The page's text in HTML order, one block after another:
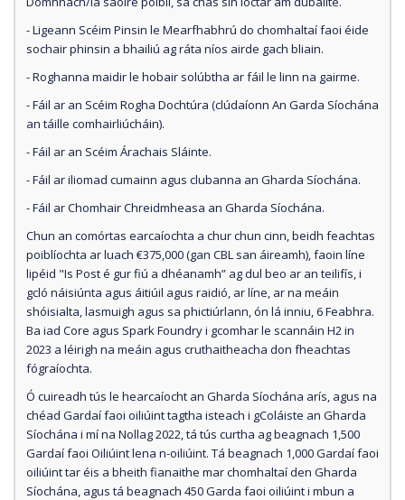
- Ligeann Scéim Pinsin le Mearfhabhrú do chomhaltaí faoi éide
sochair phinsin a bhailiú ag ráta níos airde gach bliain.
- Roghanna maidir le hobair solúbtha ar fáil le linn na gairme.
- Fáil ar an Scéim Rogha Dochtúra (clúdaíonn An Garda Síochána
an táille comhairliúcháin).
- Fáil ar an Scéim Árachais Sláinte.
- Fáil ar iliomad cumainn agus clubanna an Gharda Síochána.
- Fáil ar Chomhair Chreidmheasa an Gharda Síochána.
Chun an comórtas earcaíochta a chur chun cinn, beidh feachtas
poiblíochta ar luach €375,000 (gan CBL san áireamh), faoin líne
lipéid "Is Post é gur fiú a dhéanamh” ag dul beo ar an teilifís, i
gcló náisiúnta agus áitiúil agus raidió, ar líne, ar na meáin
shóisialta, lasmuigh agus sa phictiúrlann, ón lá inniu, 6 Feabhra.
Ba iad Core agus Spark Foundry i gcomhar le scannáin H2 in
2023 a léirigh na meáin agus cruthaitheacha don fheachtas
fógraíochta.
Ó cuireadh tús le hearcaíocht an Gharda Síochána arís, agus na
chéad Gardaí faoi oiliúint tagtha isteach i gColáiste an Gharda
Síochána i mí na Nollag 2022, tá tús curtha ag beagnach 1,500
Gardaí faoi Oiliúint lena n-oiliúint. Tá beagnach 1,000 Gardaí faoi
oiliúint tar éis a bheith fianaithe mar chomhaltaí den Gharda
Síochána, agus tá beagnach 450 Garda faoi oiliúint i mbun a